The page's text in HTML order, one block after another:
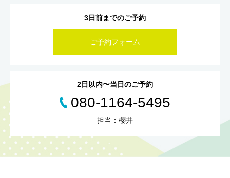
3日前までのご予約
ご予約フォーム
2日以内〜当日のご予約
080-1164-5495
担当：櫻井